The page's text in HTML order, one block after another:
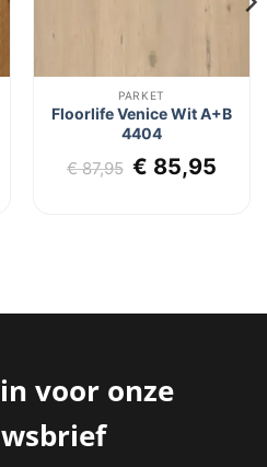
PARKET
Floorlife Venice Wit A+B
4404
€87,95 € 85,95
voor onze